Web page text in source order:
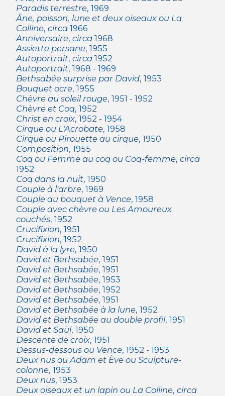
Paradis terrestre, 1969
Âne, poisson, lune et deux oiseaux ou La
Colline, circa1966
Anniversaire, circa1968
Assiette persane, 1955
Autoportrait, circa1952
Autoportrait, 1968 - 1969
Bethsabée surprise par David, 1953
Bouquet ocre, 1955
Chèvre au soleil rouge, 1951 - 1952
Chèvre et Coq, 1952
Christ en croix, 1952 - 1954
Cirque ou L'Acrobate, 1958
Cirque ou Pirouette au cirque, 1950
Composition, 1955
Coq ou Femme au coq ou Coq-femme, circa
1952
Coq dans la nuit, 1950
Couple à l'arbre, 1969
Couple au bouquet à Vence, 1958
Couple avec chèvre ou Les Amoureux
couchés, 1952
Crucifixion, 1951
Crucifixion, 1952
David à la lyre, 1950
David et Bethsabée, 1951
David et Bethsabée, 1951
David et Bethsabée, 1953
David et Bethsabée, 1952
David et Bethsabée, 1951
David et Bethsabée à la lune, 1952
David et Bethsabée au double profil, 1951
David et Saül, 1950
Descente de croix, 1951
Dessus-dessous ou Vence, 1952 - 1953
Deux nus ou Adam et Ève ou Sculpture-
colonne, 1953
Deux nus, 1953
Deux oiseaux et un lapin ou La Colline, circa